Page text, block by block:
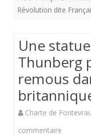
Révolution dite
Une
Thunberg
remous
Charte de
commentaire